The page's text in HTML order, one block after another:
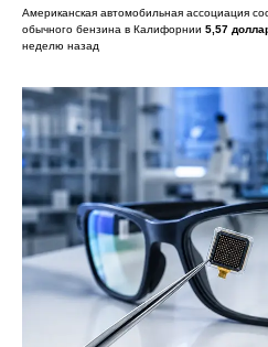
Американская автомобильная ассоциация
обычного бензина в Калифорнии 5,57
неделю назад